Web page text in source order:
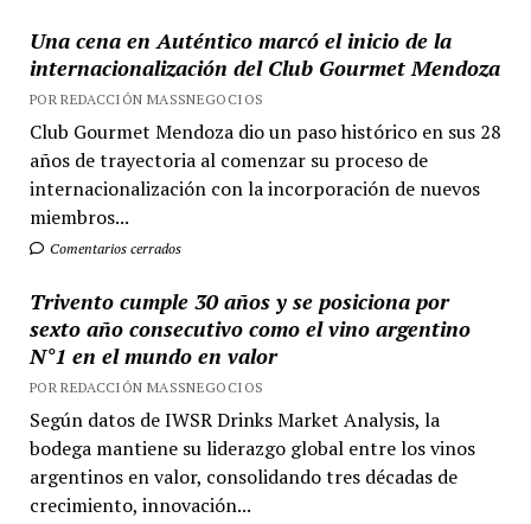
Una cena en Auténtico marcó el inicio de la
internacionalización del Club Gourmet Mendoza
POR REDACCIÓN MASSNEGOCIOS
Club Gourmet Mendoza dio un paso histórico en sus 28
años de trayectoria al comenzar su proceso de
internacionalización con la incorporación de nuevos
miembros...
Comentarios cerrados
Trivento cumple 30 años y se posiciona por
sexto año consecutivo como el vino argentino
N°1 en el mundo en valor
POR REDACCIÓN MASSNEGOCIOS
Según datos de IWSR Drinks Market Analysis, la
bodega mantiene su liderazgo global entre los vinos
argentinos en valor, consolidando tres décadas de
crecimiento, innovación...